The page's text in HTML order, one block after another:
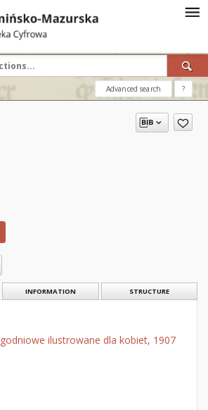
Advanced search ?
INFORMATION STRUCTURE
ilustrowane dla kobiet, 1907